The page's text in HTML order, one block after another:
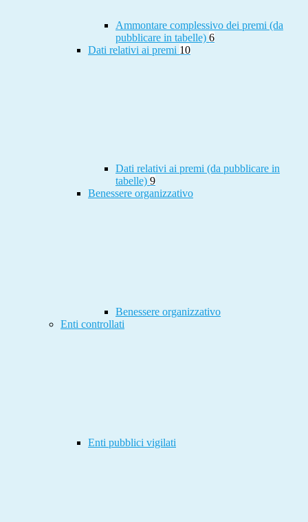
Ammontare complessivo dei premi (da
pubblicare in tabelle) 6
Dati relativi ai premi 10
Dati relativi ai premi (da pubblicare in
tabelle) 9
Benessere organizzativo
Benessere organizzativo
Enti controllati
Enti pubblici vigilati